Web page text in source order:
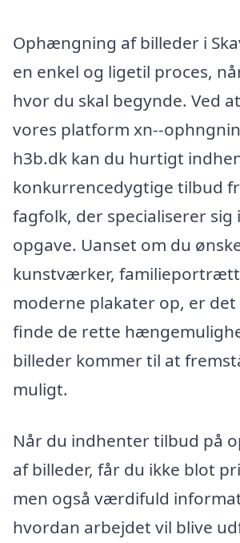
Ophængning af billeder i
en enkel og ligetil proces,
hvor du skal begynde. Ved
vores platform xn--
h3b.dk kan du hurtigt
konkurrencedygtige tilbud
fagfolk, der specialiserer sig
opgave. Uanset om du
kunstværker,
moderne plakater op, er
finde de rette
billeder kommer til at
muligt.
Når du indhenter tilbud på
af billeder, får du ikke blot
men også værdifuld
hvordan arbejdet vil blive